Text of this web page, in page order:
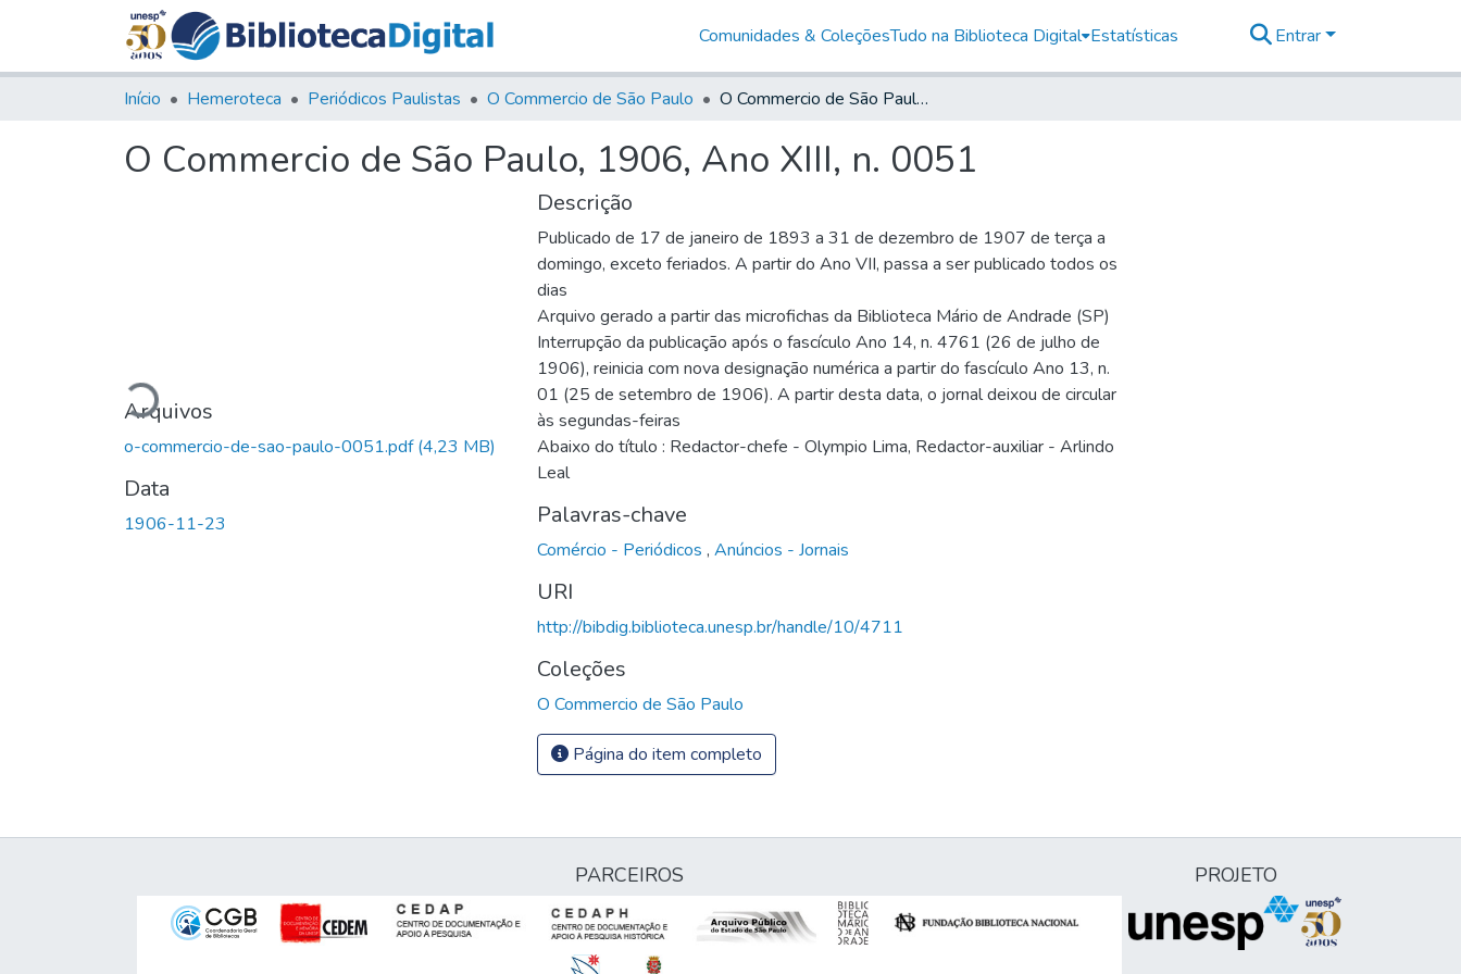
Comunidades & ColeçõesTudo na Biblioteca Digital Estatísticas Entrar
Início Hemeroteca Periódicos Paulistas O Commercio de São Paulo O Commercio de São Paulo, 1906, Ano XIII, n. 0051
O Commercio de São Paulo, 1906, Ano XIII, n. 0051
Carregando...
Arquivos
o-commercio-de-sao-paulo-0051.pdf(4,23 MB)
Data
1906-11-23
Descrição
Publicado de 17 de janeiro de 1893 a 31 de dezembro de 1907 de terça a
domingo, exceto feriados. A partir do Ano VII, passa a ser publicado todos os
dias
Arquivo gerado a partir das microfichas da Biblioteca Mário de Andrade (SP)
Interrupção da publicação após o fascículo Ano 14, n. 4761 (26 de julho de
1906), reinicia com nova designação numérica a partir do fascículo Ano 13, n.
01 (25 de setembro de 1906). A partir desta data, o jornal deixou de circular
às segundas-feiras
Abaixo do título : Redactor-chefe - Olympio Lima, Redactor-auxiliar - Arlindo
Leal
Palavras-chave
Comércio - Periódicos , Anúncios - Jornais
URI
http://bibdig.biblioteca.unesp.br/handle/10/4711
Coleções
O Commercio de São Paulo
Página do item completo
PARCEIROS PROJETO